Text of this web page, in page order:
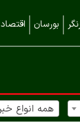
بورسان
همه انواع خبر